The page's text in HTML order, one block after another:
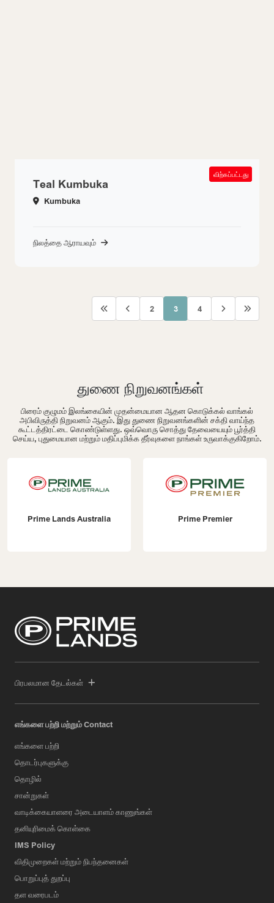
SOLD OUT
Teal Kumbuka
Kumbuka
விற்கப்பட்டது
நிலத்தை ஆராயவும்
2 3 4
துணை நிறுவனங்கள்
பிரைம் குழுமம் இலங்கையின் முதன்மையான ஆதன கொடுக்கல் வாங்கல்
அபிவிருத்தி நிறுவனம் ஆகும். இது துணை நிறுவனங்களின் சக்தி வாய்ந்த
கூட்டத்திரட்டை கொண்டுள்ளது. ஒவ்வொரு சொத்து தேவையையும் பூர்த்தி
செய்ய, புதுமையான மற்றும் மதிப்புமிக்க தீர்வுகளை நாங்கள் உருவாக்குகிறோம்.
Prime Lands Australia Prime Premier
பிரபலமான தேடல்கள்
எங்களை பற்றி மற்றும் Contact
எங்களை பற்றி
தொடர்புகளுக்கு
தொழில்
சான்றுகள்
வாடிக்கையாளரை அடையாளம் காணுங்கள்
தனியுரிமைக் கொள்கை
IMS Policy
விதிமுறைகள் மற்றும் நிபந்தனைகள்
பொறுப்புத் துறப்பு
தள வரைபடம்